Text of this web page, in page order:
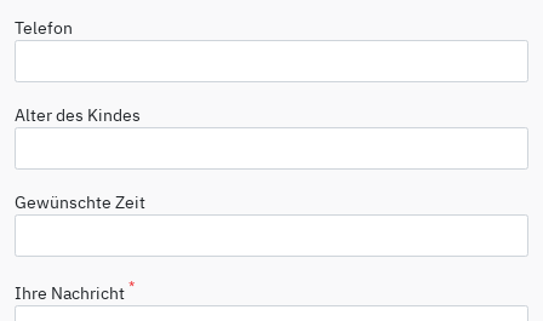
Telefon
Alter des Kindes
Gewünschte Zeit
Ihre Nachricht *